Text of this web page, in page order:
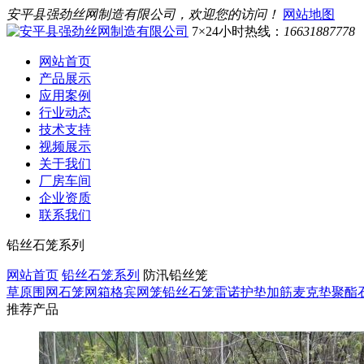
安平县强劲丝网制造有限公司，欢迎您的访问！ 网站地图
7×24小时热线： 16631887778
网站首页
产品展示
应用案例
行业动态
技术支持
视频展示
关于我们
厂房车间
企业资质
联系我们
铅丝石笼系列
网站首页 铅丝石笼系列 防汛铅丝笼
草原围网石笼网箱格宾网笼铅丝石笼雷诺护垫加筋麦克垫聚酯
推荐产品